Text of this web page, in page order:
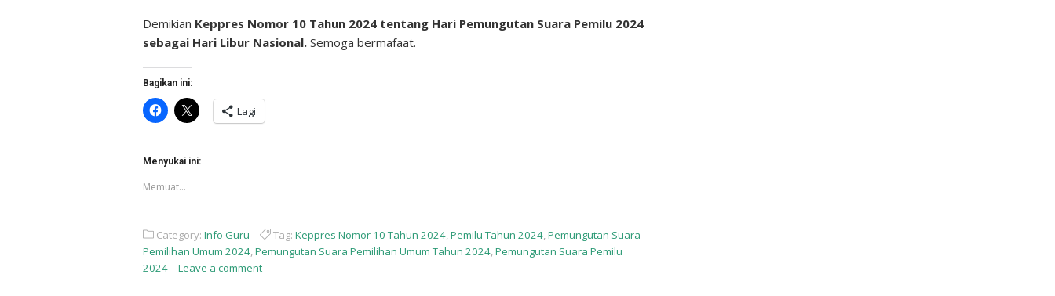
Demikian Keppres Nomor 10 Tahun 2024 tentang Hari Pemungutan Suara Pemilu 2024
sebagai Hari Libur Nasional. Semoga bermafaat.
Bagikan ini:
Klik
untuk
membagikan
Facebook(Membuka
di
jendela
baru)
Klik
untuk
berbagi
X(Membuka
di
jendela
Lagi
Menyukai ini:
Memuat...
Category: Info Guru Tag:Keppres Nomor 10 Tahun 2024,Pemilu Tahun 2024,Pemungutan Suara
Pemilihan Umum 2024,Pemungutan Suara Pemilihan Umum Tahun 2024,Pemungutan Suara Pemilu
2024
Leave a comment